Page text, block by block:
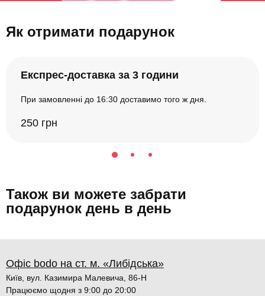
Як отримати подарунок
Експрес-доставка за 3 години
При замовленні до 16:30 доставимо того ж дня.
250 грн
Також ви можете забрати
подарунок день в день
Офіс bodo на ст. м. «Либідська»
Київ, вул. Казимира Малевича, 86-Н
Працюємо щодня з 9:00 до 20:00